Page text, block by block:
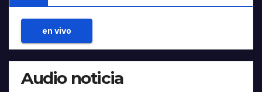
en vivo
Audio noticia